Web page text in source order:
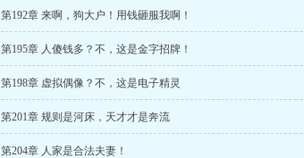
第192章 来啊，狗大户！用钱砸服我啊！
第195章 人傻钱多？不，这是金字招牌！
第198章 虚拟偶像？不，这是电子精灵
第201章 规则是河床，天才才是奔流
第204章 人家是合法夫妻！